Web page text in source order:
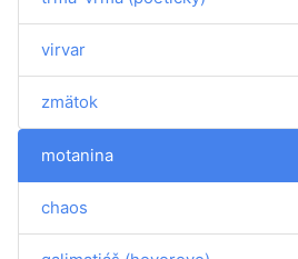
virvar
zmätok
motanina
chaos